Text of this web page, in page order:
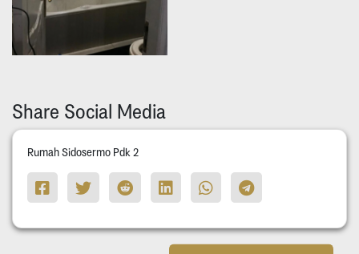
Share Social Media
Rumah Sidosermo Pdk 2